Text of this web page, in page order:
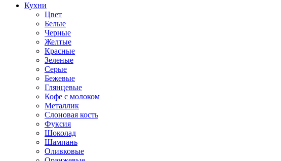
Кухни
Цвет
Белые
Черные
Желтые
Красные
Зеленые
Серые
Бежевые
Глянцевые
Кофе с молоком
Металлик
Слоновая кость
Фуксия
Шоколад
Шампань
Оливковые